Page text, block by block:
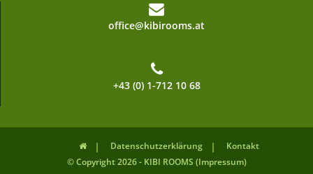
office@kibirooms.at
+43 (0) 1-712 10 68
Datenschutzerklärung
Kontakt
© Copyright 2026 - KIBI ROOMS (Impressum)